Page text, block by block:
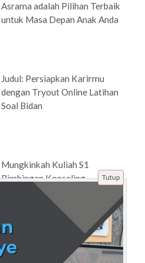
Asrama adalah Pilihan Terbaik
untuk Masa Depan Anak Anda
Judul: Persiapkan Karirmu
dengan Tryout Online Latihan
Soal Bidan
Mungkinkah Kuliah S1
Bimbingan Konseling
Berkualitas dengan Biaya Lebih
Ringan Daripada Kampus
Apa Itu Try Out? Cara
Tutup